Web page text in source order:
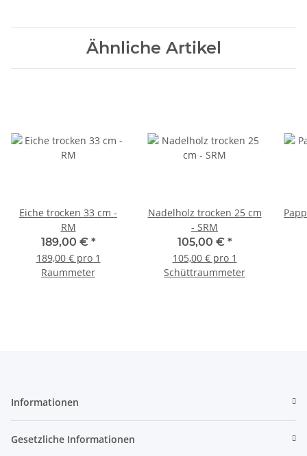
Ähnliche Artikel
Eiche trocken 33 cm -
RM
189,00 € *
189,00 € pro 1
Raummeter
Nadelholz trocken 25 cm
- SRM
105,00 € *
105,00 € pro 1
Schüttraummeter
Informationen
Gesetzliche Informationen